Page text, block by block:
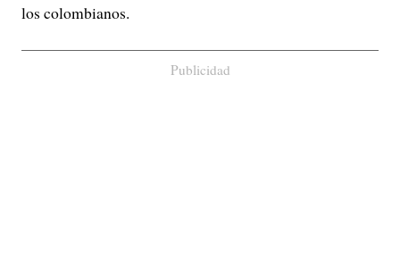
los colombianos.
Publicidad